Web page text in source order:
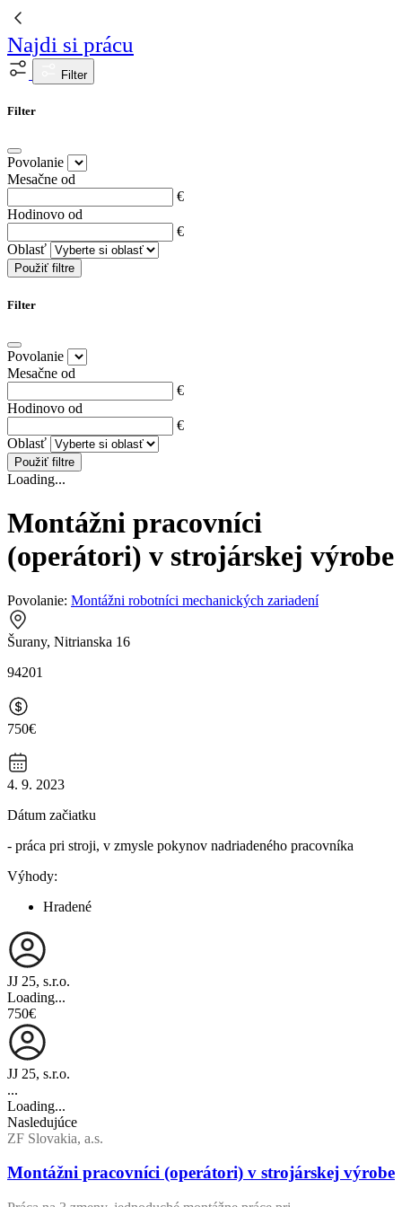
Najdi si prácu
Filter
Filter
Povolanie
Mesačne od
€
Hodinovo od
€
Oblasť
Použiť filtre
Filter
Povolanie
Mesačne od
€
Hodinovo od
€
Oblasť
Použiť filtre
Loading...
Montážni pracovníci
(operátori) v strojárskej výrobe
Povolanie: Montážni robotníci mechanických zariadení
Šurany, Nitrianska 16
94201
750€
4. 9. 2023
Dátum začiatku
- práca pri stroji, v zmysle pokynov nadriadeného pracovníka
Výhody:
Hradené
JJ 25, s.r.o.
Loading...
750€
JJ 25, s.r.o.
...
Loading...
Nasledujúce
ZF Slovakia, a.s.
Montážni pracovníci (operátori) v strojárskej výrobe